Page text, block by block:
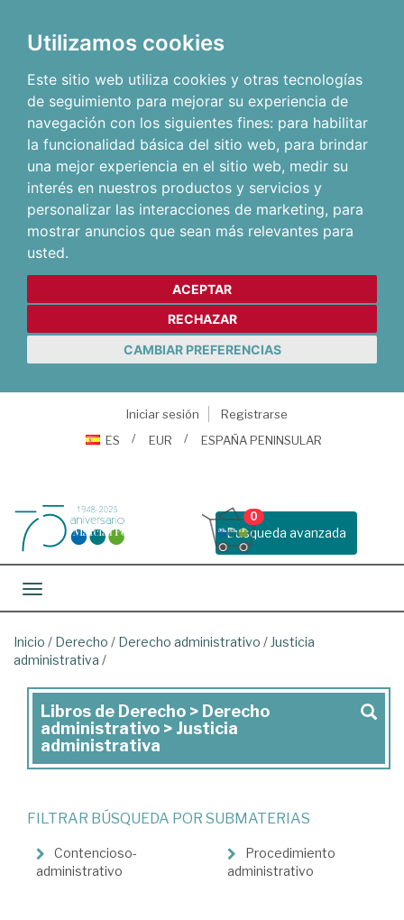
Utilizamos cookies
Este sitio web utiliza cookies y otras tecnologías
de seguimiento para mejorar su experiencia de
navegación con los siguientes fines: para habilitar
la funcionalidad básica del sitio web, para brindar
una mejor experiencia en el sitio web, medir su
interés en nuestros productos y servicios y
personalizar las interacciones de marketing, para
mostrar anuncios que sean más relevantes para
usted.
ACEPTAR
RECHAZAR
CAMBIAR PREFERENCIAS
Iniciar sesión
Registrarse
ES
EUR ESPAÑA PENINSULAR
Busqueda avanzada
0
Toggle navigation
Inicio / Derecho / Derecho administrativo / Justicia
administrativa /
Libros
de
Derecho
Derecho
administrativo
Libros de Derecho > Derecho
administrativo > Justicia
administrativa
FILTRAR BÚSQUEDA POR SUBMATERIAS
Contencioso-
administrativo
Procedimiento
administrativo